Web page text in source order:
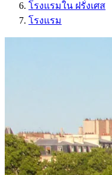
โรงแรมใน ฝรั่งเศส
โรงแรม